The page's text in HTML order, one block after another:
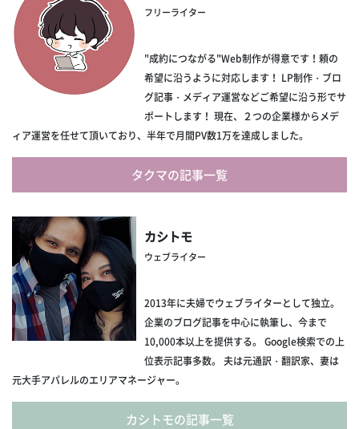
フリーライター
"成約につながる"Web制作が得意です！頼の
希望に沿うように対応します！ LP制作・ブロ
グ記事・メディア運営などご希望に沿う形でサ
ポートします！ 現在、２つの企業様からメデ
ィア運営を任せて頂いており、半年で月間PV数1万を達成しました。
タクマの記事一覧
カシトモ
ウェブライター
2013年に夫婦でウェブライターとして独立。
企業のブログ記事を中心に執筆し、今まで
10,000本以上を提供する。 Google検索での上
位表示記事多数。 夫は元通訳・翻訳家、妻は
元大手アパレルのエリアマネージャー。
カシトモの記事一覧